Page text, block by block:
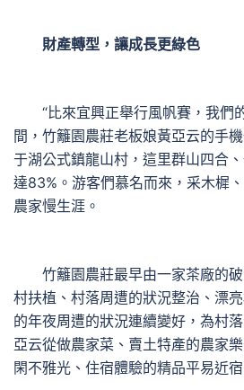
財產轉型，讓成長更綠色
“比來宜興正舉行風帆賽，我們
間，竹籬園農莊老板娘黃亞云的手
于湖公式鎮龍山村，這里群山四合
達83%。游客們慕名而來，采木樨
農家慢生涯。
竹籬園農莊最早由一家茶廠的破
村扶植、村落周遭的狀況整治、漂
的年夜周遭的狀況連續變好，為村
亞云從做農家菜、賣土特產的農家
閑不雅光、住宿體驗的精品平易近宿